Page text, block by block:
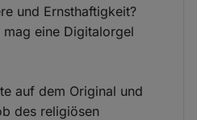
und Ernsthaftigkeit?
eine Digitalorgel
auf dem Original und
des religiösen